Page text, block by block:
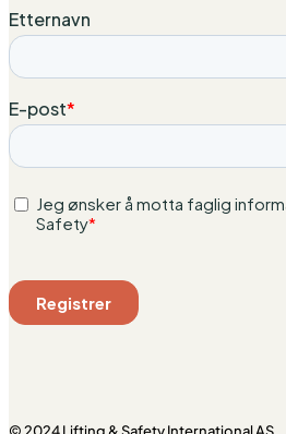
© 2024 Lifting & Safety International AS